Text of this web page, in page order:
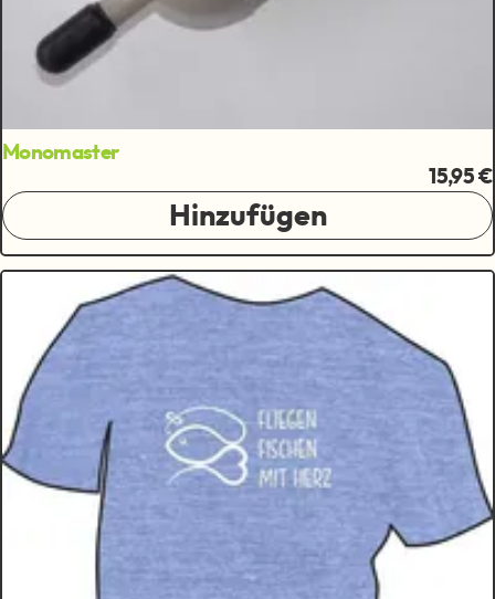
Monomaster
15,95 €
Hinzufügen